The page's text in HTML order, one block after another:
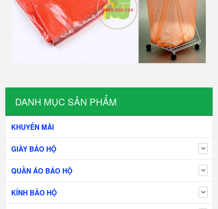
DANH MỤC SẢN PHẨM
KHUYẾN MÃI
GIÀY BẢO HỘ
QUẦN ÁO BẢO HỘ
KÍNH BẢO HỘ